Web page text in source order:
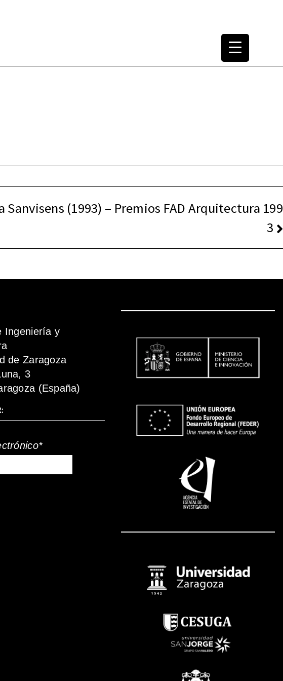
la Cultura Arquitectónica
Sanvisens (1993) – Premios FAD Arquitectura 199
3
Ingeniería y
de Zaragoza
3
(España)